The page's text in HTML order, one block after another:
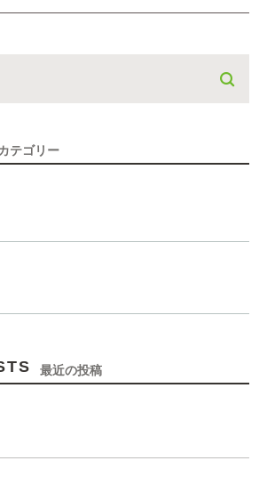
テゴリー
最近の投稿